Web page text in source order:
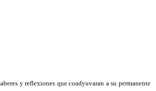
y reflexiones que coadyuvaran a su permanente